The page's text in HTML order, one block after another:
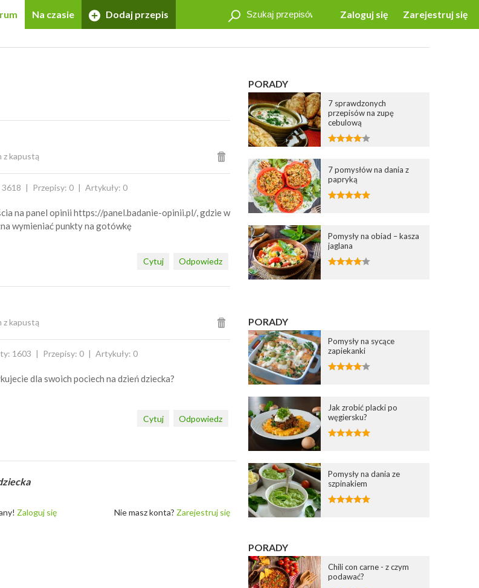
Zaloguj się Zarejestruj się
Na czasie Dodaj przepis
z kapustą
Przepisy: 0 Artykuły: 0
na panel opinii https://panel.badanie-opinii.pl/, gdzie w
wymieniać punkty na gotówkę
Odpowiedz
Cytuj
z kapustą
1603 Przepisy: 0 Artykuły: 0
dla swoich pociech na dzień dziecka?
Odpowiedz
Cytuj
Zaloguj się Nie masz konta? Zarejestruj się
PORADY
7 sprawdzonych
przepisów na zupę
cebulową
7 pomysłów na dania z
papryką
Pomysły na obiad – kasza
jaglana
PORADY
Pomysły na sycące
zapiekanki
Jak zrobić placki po
węgiersku?
Pomysły na dania ze
szpinakiem
PORADY
Chili con carne - z czym
podawać?